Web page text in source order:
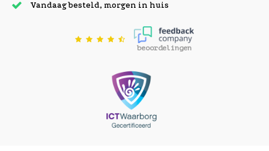
Vandaag besteld, morgen in huis
beoordelingen